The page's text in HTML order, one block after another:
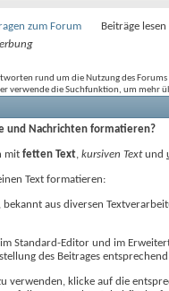
zum Forum
Beiträge
rund um die Nutzung des
verwende die Suchfunktion, um mehr
und Nachrichten formatieren?
mit fetten Text, kursiven Textund
Text formatieren:
aus diversen
Standard-Editor und im
des Beitrages
verwenden, klicke auf die